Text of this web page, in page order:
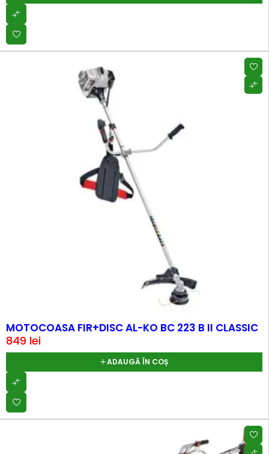
MOTOCOASA FIR+DISC AL-KO BC 223 B II CLASSIC
849 lei
ADAUGĂ ÎN COȘ